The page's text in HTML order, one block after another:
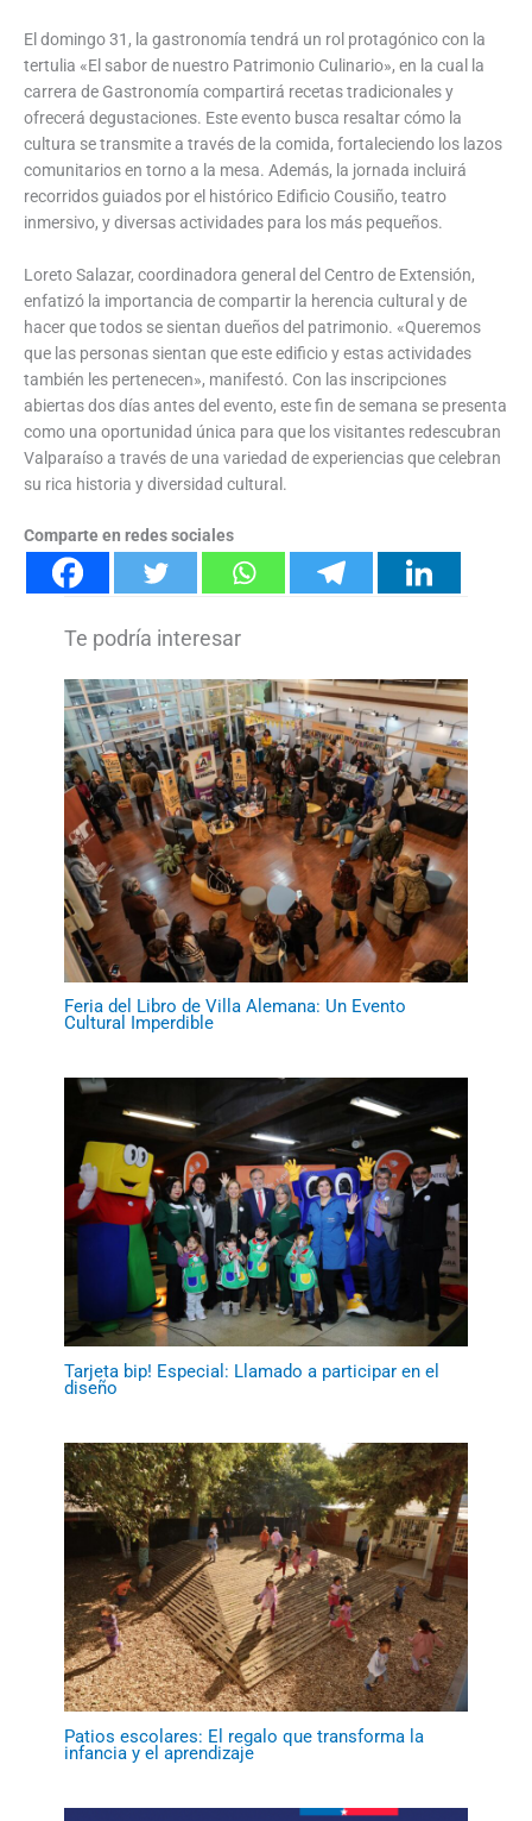
El domingo 31, la gastronomía tendrá un rol protagónico con la
tertulia «El sabor de nuestro Patrimonio Culinario», en la cual la
carrera de Gastronomía compartirá recetas tradicionales y
ofrecerá degustaciones. Este evento busca resaltar cómo la
cultura se transmite a través de la comida, fortaleciendo los lazos
comunitarios en torno a la mesa. Además, la jornada incluirá
recorridos guiados por el histórico Edificio Cousiño, teatro
inmersivo, y diversas actividades para los más pequeños.
Loreto Salazar, coordinadora general del Centro de Extensión,
enfatizó la importancia de compartir la herencia cultural y de
hacer que todos se sientan dueños del patrimonio. «Queremos
que las personas sientan que este edificio y estas actividades
también les pertenecen», manifestó. Con las inscripciones
abiertas dos días antes del evento, este fin de semana se presenta
como una oportunidad única para que los visitantes redescubran
Valparaíso a través de una variedad de experiencias que celebran
su rica historia y diversidad cultural.
Comparte en redes sociales
Feria del Libro de Villa Alemana: Un Evento
Cultural Imperdible
Tarjeta bip! Especial: Llamado a participar en el
diseño
Patios escolares: El regalo que transforma la
infancia y el aprendizaje